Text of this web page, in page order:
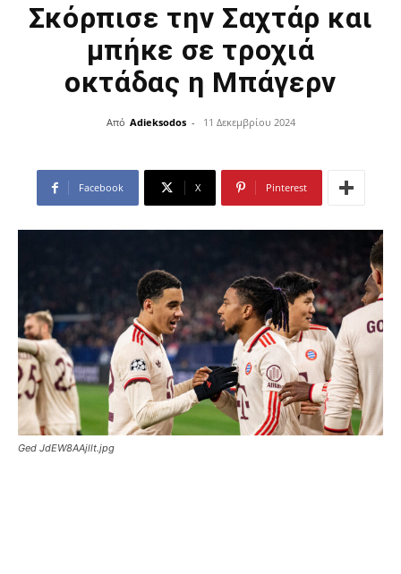
Σκόρπισε την Σαχτάρ και
μπήκε σε τροχιά
οκτάδας η Μπάγερν
Από Adieksodos - 11 Δεκεμβρίου 2024
Facebook X Pinterest
Ged JdEW8AAjllt.jpg